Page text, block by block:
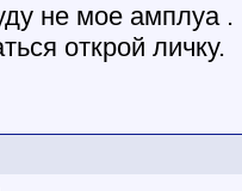
не мое амплуа .
открой личку.